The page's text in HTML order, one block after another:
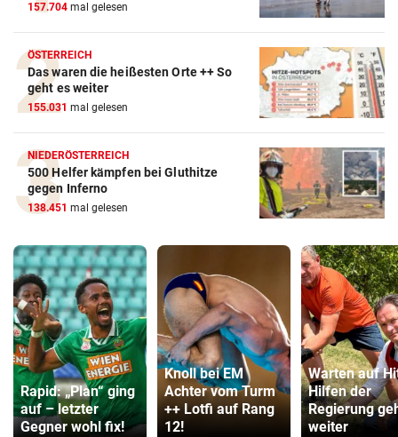
157.704 mal gelesen
ÖSTERREICH
Das waren die heißesten Orte ++ So
geht es weiter
155.031 mal gelesen
NIEDERÖSTERREICH
500 Helfer kämpfen bei Gluthitze
gegen Inferno
138.451 mal gelesen
Rapid: „Plan“ ging
auf – letzter
Gegner wohl fix!
Knoll bei EM
Achter vom Turm
++ Lotfi auf Rang
12!
Warten auf
Hilfen der
Regierung
weiter